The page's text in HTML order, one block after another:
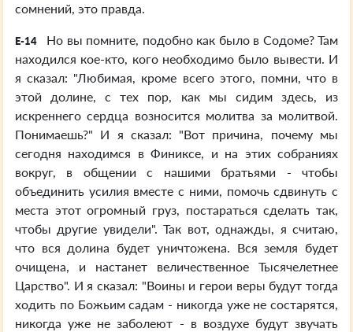
сомнений, это правда.
E-14
Но вы помните, подобно как было в Содоме? Там
находился кое-кто, кого необходимо было вывести. И
я сказал: "Любимая, кроме всего этого, помни, что в
этой долине, с тех пор, как мы сидим здесь, из
искреннего сердца возносится молитва за молитвой.
Понимаешь?" И я сказал: "Вот причина, почему мы
сегодня находимся в Финиксе, и на этих собраниях
вокруг, в общении с нашими братьями - чтобы
объединить усилия вместе с ними, помочь сдвинуть с
места этот огромный груз, постараться сделать так,
чтобы другие увидели". Так вот, однажды, я считаю,
что вся долина будет уничтожена. Вся земля будет
очищена, и настанет величественное Тысячелетнее
Царство". И я сказал: "Воины и герои веры будут тогда
ходить по Божьим садам - никогда уже не состарятся,
никогда уже не заболеют - в воздухе будут звучать